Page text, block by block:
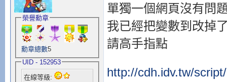
榮譽勳章
勳章總數5
UID - 152953
在線等級:
單獨一個網頁沒有問
我已經把變數到改掉
請高手指點
http://cdh.idv.tw/